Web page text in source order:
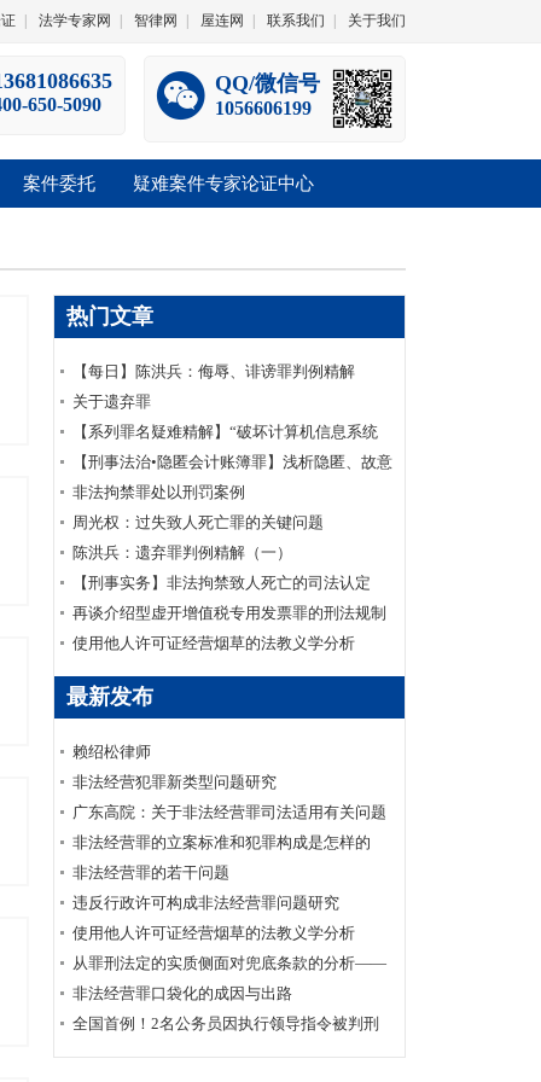
法学专家网 智律网 屋连网 联系我们 关于我们
650-5090
QQ/微信号
1056606199
案件委托 疑难案件专家论证中心
热门文章
【每日】陈洪兵：侮辱、诽谤罪判例精解
（一）
关于遗弃罪
【系列罪名疑难精解】“破坏计算机信息系统
罪”十五个常见疑难问题
【刑事法治•隐匿会计账簿罪】浅析隐匿、故意
销毁会计凭证罪之认定
非法拘禁罪处以刑罚案例
周光权：过失致人死亡罪的关键问题
陈洪兵：遗弃罪判例精解（一）
【刑事实务】非法拘禁致人死亡的司法认定
再谈介绍型虚开增值税专用发票罪的刑法规制
使用他人许可证经营烟草的法教义学分析
最新发布
赖绍松律师
非法经营犯罪新类型问题研究
广东高院：关于非法经营罪司法适用有关问题
的调研报告
非法经营罪的立案标准和犯罪构成是怎样的
非法经营罪的若干问题
违反行政许可构成非法经营罪问题研究
使用他人许可证经营烟草的法教义学分析
从罪刑法定的实质侧面对兜底条款的分析——
以非法经营罪为例
非法经营罪口袋化的成因与出路
全国首例！2名公务员因执行领导指令被判刑